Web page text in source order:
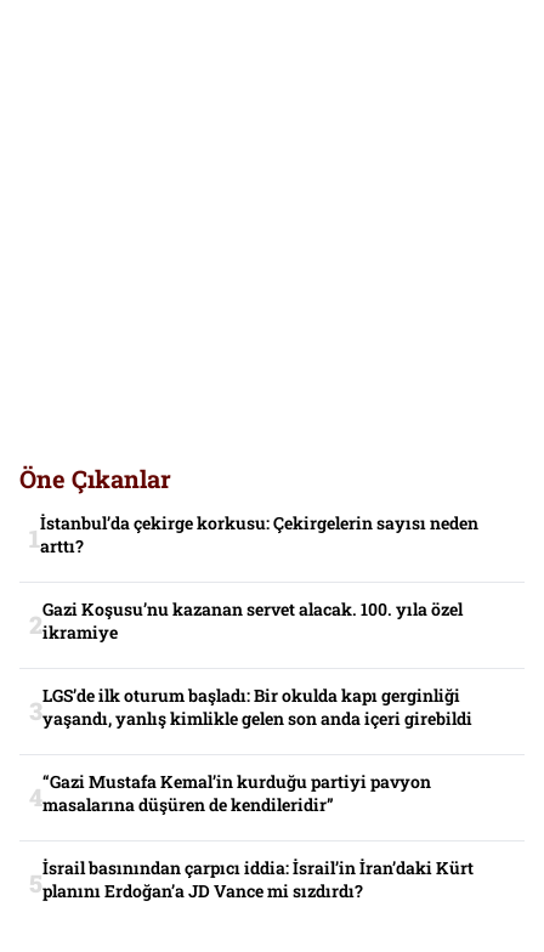
Öne Çıkanlar
İstanbul’da çekirge korkusu: Çekirgelerin sayısı neden
arttı?
Gazi Koşusu’nu kazanan servet alacak. 100. yıla özel
ikramiye
LGS’de ilk oturum başladı: Bir okulda kapı gerginliği
yaşandı, yanlış kimlikle gelen son anda içeri girebildi
“Gazi Mustafa Kemal’in kurduğu partiyi pavyon
masalarına düşüren de kendileridir”
İsrail basınından çarpıcı iddia: İsrail’in İran’daki Kürt
planını Erdoğan’a JD Vance mi sızdırdı?